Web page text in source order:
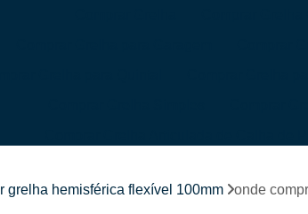
Comprar Grelha Articulada para
grelha hemisférica flexível 100mm onde